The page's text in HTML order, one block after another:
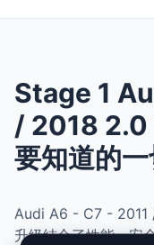
Stage 1
/ 2018 2.0
要知道的一
Audi A6 - C7 - 2011
升级结合了性能、安